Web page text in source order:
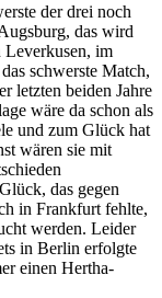
der drei noch
das wird
Leverkusen, im
schwerste Match,
letzten beiden Jahre
wäre da schon als
und zum Glück hat
wären sie mit
das gegen
in Frankfurt fehlte,
werden. Leider
in Berlin erfolgte
einen Hertha-